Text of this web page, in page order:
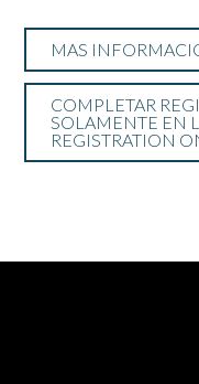
MAS
COMPLETAR
SOLAMENTE EN
REGISTRATION